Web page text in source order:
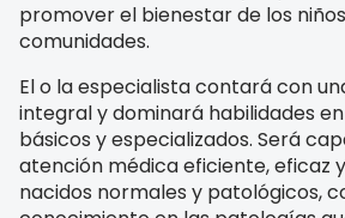
promover el bienestar de los
comunidades.
El o la especialista contará con
integral y dominará habilidades
básicos y especializados. Será
atención médica eficiente, eficaz
nacidos normales y patológicos,